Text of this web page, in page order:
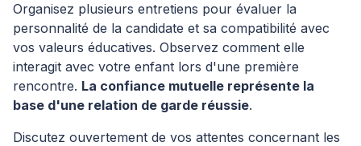
Organisez plusieurs entretiens pour évaluer la
personnalité de la candidate et sa compatibilité avec
vos valeurs éducatives. Observez comment elle
interagit avec votre enfant lors d'une première
rencontre. La confiance mutuelle représente la
base d'une relation de garde réussie.
Discutez ouvertement de vos attentes concernant les